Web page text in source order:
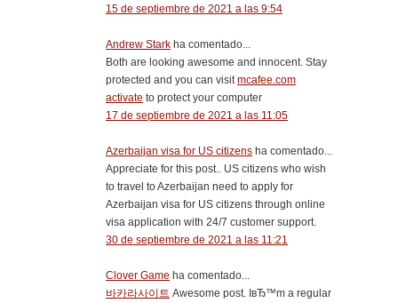
15 de septiembre de 2021 a las 9:54
Andrew Stark ha comentado...
Both are looking awesome and innocent. Stay
protected and you can visit mcafee.com
activate to protect your computer
17 de septiembre de 2021 a las 11:05
Azerbaijan visa for US citizens ha comentado...
Appreciate for this post.. US citizens who wish
to travel to Azerbaijan need to apply for
Azerbaijan visa for US citizens through online
visa application with 24/7 customer support.
30 de septiembre de 2021 a las 11:21
Clover Game ha comentado...
바카라사이트 Awesome post. IвЂ™m a regular